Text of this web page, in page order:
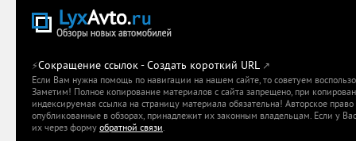
⚡Сокращение ссылок - Создать короткий URL ↗
Если Вам нужна помощь по навигации на нашем сайте, то советуем
Заметим! Полное копирование материалов с сайта запрещено, при
индексируемая ссылка на страницу материала обязательна! Авторское
опубликованные в обзорах, принадлежит их законным владельцам. Если у
их через форму обратной связи.